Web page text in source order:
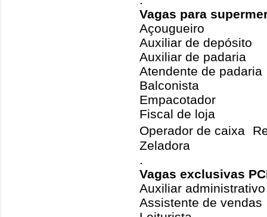
Vagas para
Açougueiro
Auxiliar de depósito
Auxiliar de padaria
Atendente de padaria
Balconista
Empacotador
Fiscal de loja
Operador de caixa
Zeladora
.
Vagas exclusivas
Auxiliar administrativo
Assistente de vendas